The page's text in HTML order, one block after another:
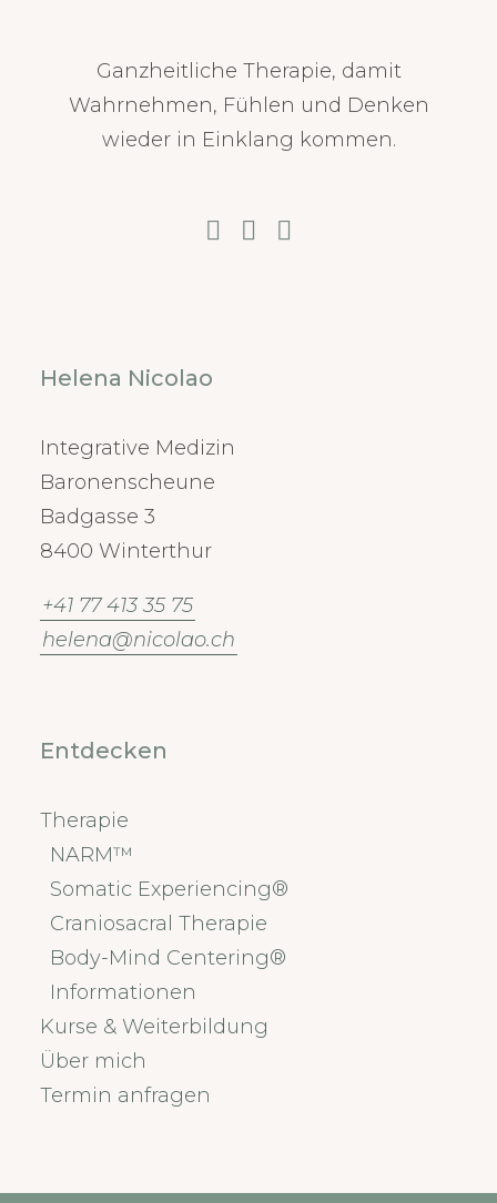
Ganzheitliche Therapie, damit
Wahrnehmen, Fühlen und Denken
wieder in Einklang kommen.
Helena Nicolao
Integrative Medizin
Baronenscheune
Badgasse 3
8400 Winterthur
+41 77 413 35 75
helena@nicolao.ch
Entdecken
Therapie
NARM™
Somatic Experiencing®
Craniosacral Therapie
Body-Mind Centering®
Informationen
Kurse & Weiterbildung
Über mich
Termin anfragen